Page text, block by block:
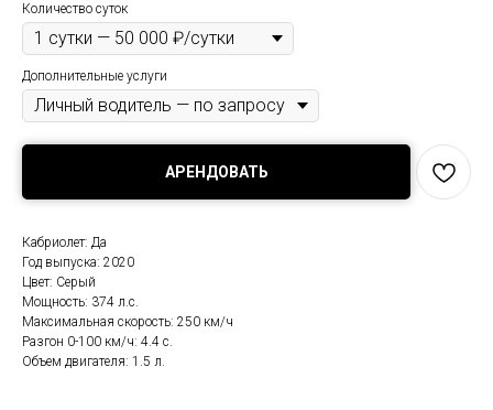
Количество суток
Дополнительные услуги
АРЕНДОВАТЬ
Кабриолет: Да
Год выпуска: 2020
Цвет: Серый
Мощность: 374 л.с.
Максимальная скорость: 250 км/ч
Разгон 0-100 км/ч: 4.4 с.
Объем двигателя: 1.5 л.